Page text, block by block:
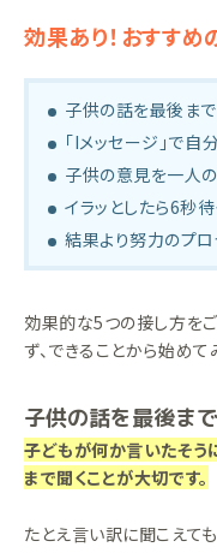
効果あり！おすす
子供の話を最後ま
「Iメッセージ」で自
子供の意見を一人
イラッとしたら6秒
結果より努力のプ
効果的な5つの接し方を
ず、できることから始めて
子供の話を最後ま
子どもが何か言いたそう
まで聞くことが大切です。
たとえ言い訳に聞こえても